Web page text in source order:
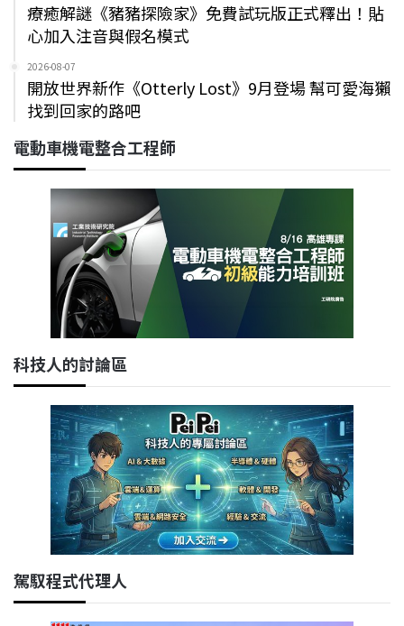
療癒解謎《豬豬探險家》免費試玩版正式釋出！貼
心加入注音與假名模式
2026-08-07
開放世界新作《Otterly Lost》9月登場 幫可愛海獺
找到回家的路吧
電動車機電整合工程師
科技人的討論區
駕馭程式代理人